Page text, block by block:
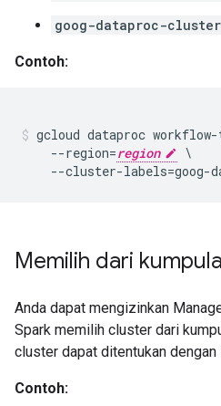
goog-dataproc-
Contoh:
gcloud dataproc
--region=region
\
--cluster-labels=goog-
Memilih dari
Anda dapat mengizinkan
Spark memilih cluster dari
cluster dapat ditentukan dengan
Contoh: